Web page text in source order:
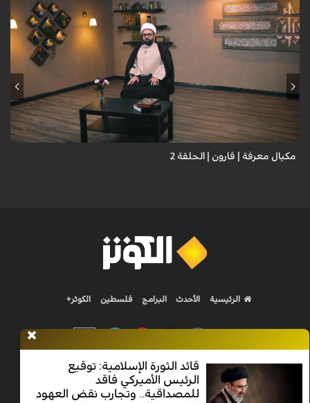
مكيال معرفة | قارون | الحلقة 2
قائد الثورة الإسلامية: توقيع
الرئيس الأميركي فاقد
للمصداقية.. وتجارب نقض العهود
الرئيسية الأحدث البرامج فلسطين الكوثر+
Nilesat 11900 V | Badr 8 11747 V | Badr5 12284 V